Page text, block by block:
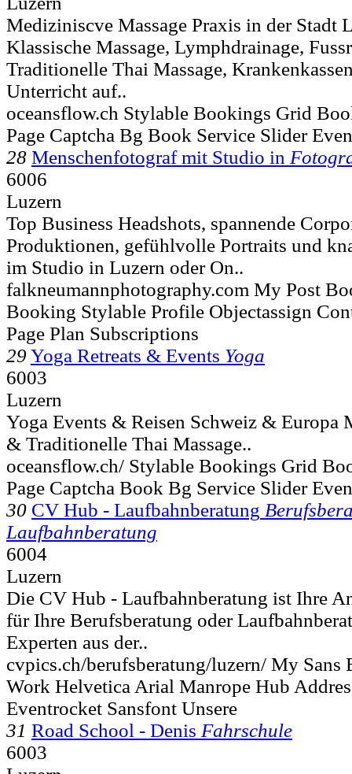
Mediziniscve Massage Praxis in der Stadt
Klassische Massage, Lymphdrainage,
Traditionelle Thai Massage,
Unterricht auf..
oceansflow.ch Stylable Bookings Grid
Page Captcha Bg Book Service Slider
28 Menschenfotograf mit Studio in
6006
Luzern
Top Business Headshots, spannende
Produktionen, gefühlvolle Portraits und
im Studio in Luzern oder On..
falkneumannphotography.com My Post
Booking Stylable Profile Objectassign
Page Plan Subscriptions
29 Yoga Retreats & Events Yoga
6003
Luzern
Yoga Events & Reisen Schweiz & Europa
& Traditionelle Thai Massage..
oceansflow.ch/ Stylable Bookings Grid
Page Captcha Book Bg Service Slider
30 CV Hub - Laufbahnberatung
Laufbahnberatung
6004
Luzern
Die CV Hub - Laufbahnberatung ist Ihre
für Ihre Berufsberatung oder
Experten aus der..
cvpics.ch/berufsberatung/luzern/ My Sans
Work Helvetica Arial Manrope Hub
Eventrocket Sansfont Unsere
31 Road School - Denis Fahrschule
6003